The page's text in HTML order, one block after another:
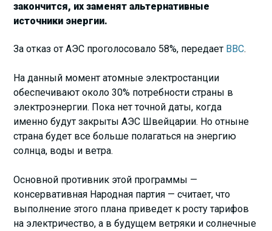
закончится, их заменят альтернативные
источники энергии.
За отказ от АЭС проголосовало 58%, передает BBC.
На данный момент атомные электростанции
обеспечивают около 30% потребности страны в
электроэнергии. Пока нет точной даты, когда
именно будут закрыты АЭС Швейцарии. Но отныне
страна будет все больше полагаться на энергию
солнца, воды и ветра.
Основной противник этой программы —
консервативная Народная партия — считает, что
выполнение этого плана приведет к росту тарифов
на электричество, а в будущем ветряки и солнечные